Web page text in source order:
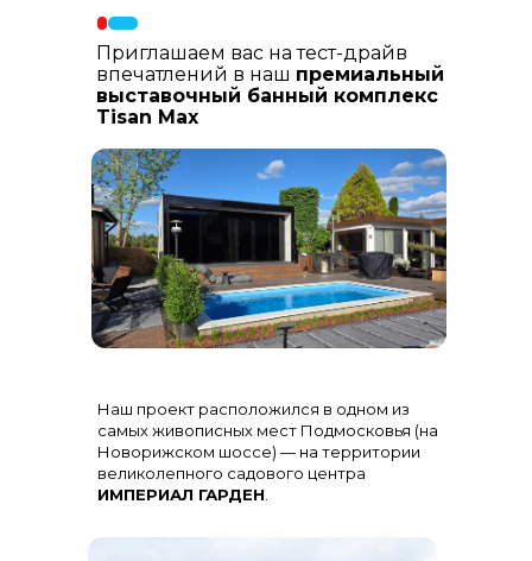
Приглашаем вас на тест-драйв
впечатлений в наш премиальный
выставочный банный комплекс
Tisan Max
Наш проект расположился в одном из
самых живописных мест Подмосковья (на
Новорижском шоссе) — на территории
великолепного садового центра
ИМПЕРИАЛ ГАРДЕН
алюминиевыми импостами
черного цвета для жесткости и
стиля
лиственницы, шлифованный
керамогранит